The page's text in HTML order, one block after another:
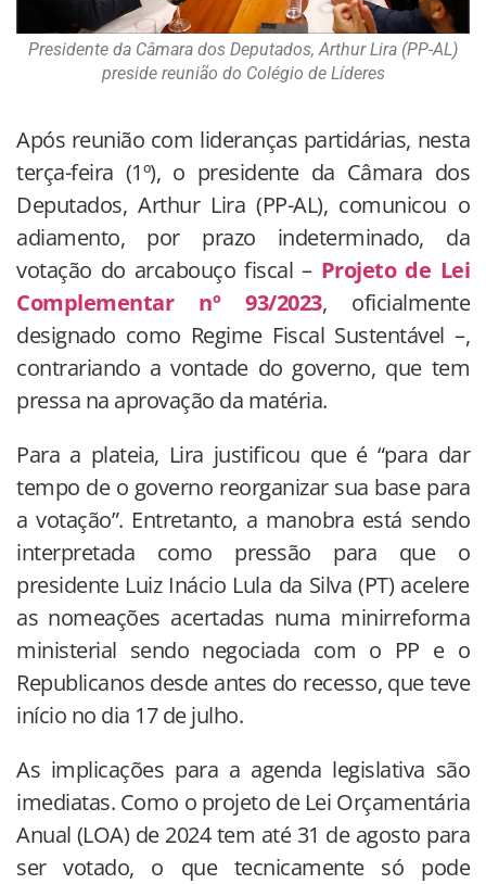
Presidente da Câmara dos Deputados, Arthur Lira (PP-AL)
preside reunião do Colégio de Líderes
Após reunião com lideranças partidárias, nesta
terça-feira (1º), o presidente da Câmara dos
Deputados, Arthur Lira (PP-AL), comunicou o
adiamento, por prazo indeterminado, da
votação do arcabouço fiscal – Projeto de Lei
Complementar nº 93/2023, oficialmente
designado como Regime Fiscal Sustentável –,
contrariando a vontade do governo, que tem
pressa na aprovação da matéria.
Para a plateia, Lira justificou que é “para dar
tempo de o governo reorganizar sua base para
a votação”. Entretanto, a manobra está sendo
interpretada como pressão para que o
presidente Luiz Inácio Lula da Silva (PT) acelere
as nomeações acertadas numa minirreforma
ministerial sendo negociada com o PP e o
Republicanos desde antes do recesso, que teve
início no dia 17 de julho.
As implicações para a agenda legislativa são
imediatas. Como o projeto de Lei Orçamentária
Anual (LOA) de 2024 tem até 31 de agosto para
ser votado, o que tecnicamente só pode